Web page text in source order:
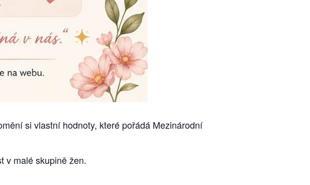
si vlastní hodnoty, které pořádá Mezinárodní
v malé skupině žen.